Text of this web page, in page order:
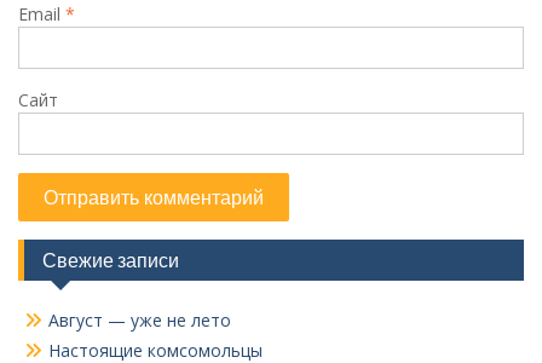
Email *
Сайт
Свежие записи
Август — уже не лето
Настоящие комсомольцы